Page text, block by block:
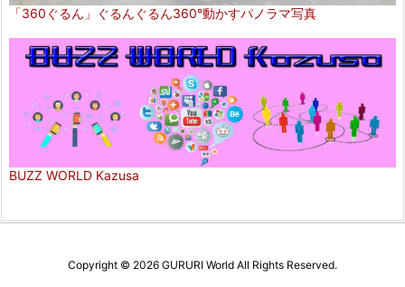
「360ぐるん」ぐるんぐるん360°動かすパノラマ写真
BUZZ WORLD Kazusa
Copyright © 2026 GURURI World All Rights Reserved.